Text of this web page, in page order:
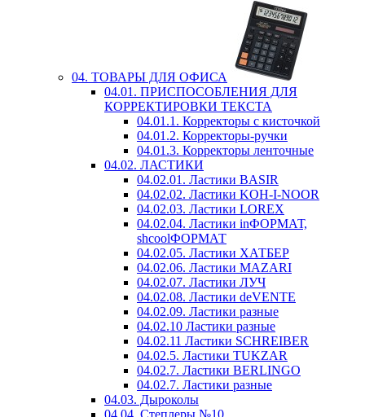
04. ТОВАРЫ ДЛЯ ОФИСА
04.01. ПРИСПОСОБЛЕНИЯ ДЛЯ
КОРРЕКТИРОВКИ ТЕКСТА
04.01.1. Корректоры с кисточкой
04.01.2. Корректоры-ручки
04.01.3. Корректоры ленточные
04.02. ЛАСТИКИ
04.02.01. Ластики BASIR
04.02.02. Ластики KOH-I-NOOR
04.02.03. Ластики LOREX
04.02.04. Ластики inФОРМАТ,
shcoolФОРМАТ
04.02.05. Ластики ХАТБЕР
04.02.06. Ластики MAZARI
04.02.07. Ластики ЛУЧ
04.02.08. Ластики deVENTE
04.02.09. Ластики разные
04.02.10 Ластики разные
04.02.11 Ластики SCHREIBER
04.02.5. Ластики TUKZAR
04.02.7. Ластики BERLINGO
04.02.7. Ластики разные
04.03. Дыроколы
04.04. Степлеры №10